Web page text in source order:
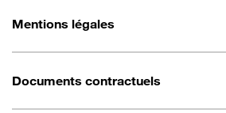
Mentions légales
Documents contractuels